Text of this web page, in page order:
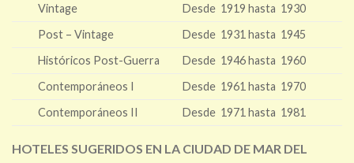
Vintage
Desde 1919 hasta 1930
Post – Vintage
Desde 1931 hasta 1945
Históricos Post-Guerra
Desde 1946 hasta 1960
Contemporáneos I
Desde 1961 hasta 1970
Contemporáneos II
Desde 1971 hasta 1981
HOTELES SUGERIDOS EN LA CIUDAD DE MAR DEL